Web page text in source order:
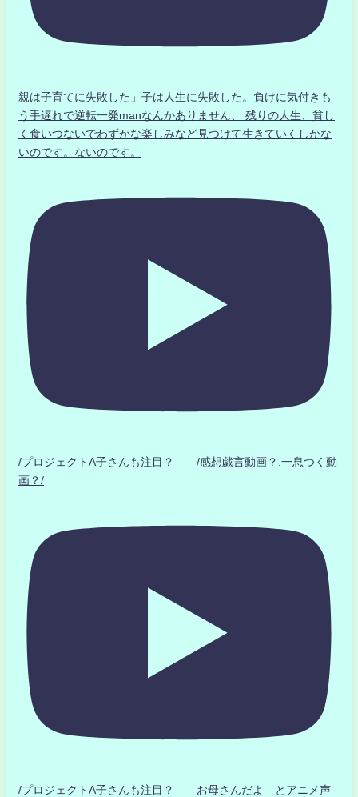
親は子育てに失敗した」子は人生に失敗した。負けに気付きも
う手遅れで逆転一発manなんかありません、 残りの人生、貧し
く食いつないでわずかな楽しみなど見つけて生きていくしかな
いのです。ないのです。
/プロジェクトA子さんも注目？ /感想戯言動画？.一息つく動
画？/
/プロジェクトA子さんも注目？ お母さんだよ とアニメ声